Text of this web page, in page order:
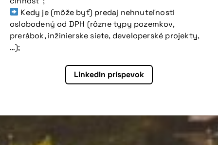
Kedy je (môže byť) predaj nehnuteľnosti
oslobodený od DPH (rôzne typy pozemkov,
prerábok, inžinierske siete, developerské projekty,
…);
LinkedIn príspevok